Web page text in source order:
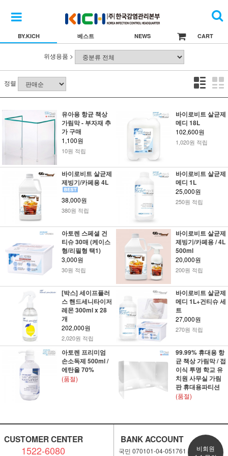
BY.KICH 베스트 NEWS CART
위생용품 >
정렬
유아용 항균 책상
가림막 - 부자재 추
가 구매
1,100원
10원 적립
바이로비트 살균제
메디 18L
102,600원
1,020원 적립
바이로비트 살균제
제빙기/카페용 4L
38,000원
380원 적립
바이로비트 살균제
메디 1L
25,000원
250원 적립
아토렌 스페셜 건
티슈 30매 (케이스
형/리필형 택1)
3,000원
30원 적립
바이로비트 살균제
제빙기/카페용 / 4L
500ml
20,000원
200원 적립
[박스] 세이프플러
스 핸드세니타이저
레몬 300ml x 28
개
202,000원
2,020원 적립
바이로비트 살균제
메디 1L+건티슈 세
트
27,000원
270원 적립
아토렌 프리미엄
손소독제 500ml /
에탄올 70%
(품절)
99.99% 휴대용 항
균 책상 가림막 / 접
이식 투명 학교 유
치원 사무실 가림
판 휴대용파티션
(품절)
CUSTOMER CENTER
1522-6080
BANK ACCOUNT
국민 070101-04-051761
비회원